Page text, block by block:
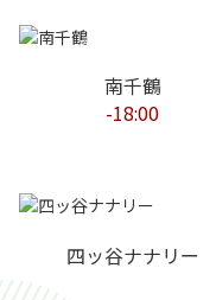
南千鶴
-18:00
四ッ谷ナナリー